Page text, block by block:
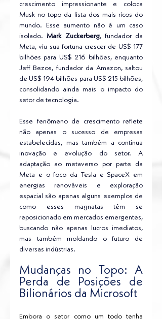
crescimento impressionante e coloca
Musk no topo da lista dos mais ricos do
mundo. Esse aumento não é um caso
isolado. Mark Zuckerberg, fundador da
Meta, viu sua fortuna crescer de US$ 177
bilhões para US$ 216 bilhões, enquanto
Jeff Bezos, fundador da Amazon, saltou
de US$ 194 bilhões para US$ 215 bilhões,
consolidando ainda mais o impacto do
setor de tecnologia.
Esse fenômeno de crescimento reflete
não apenas o sucesso de empresas
estabelecidas, mas também a contínua
inovação e evolução do setor. A
adaptação ao metaverso por parte da
Meta e o foco da Tesla e SpaceX em
energias renováveis e exploração
espacial são apenas alguns exemplos de
como esses magnatas têm se
reposicionado em mercados emergentes,
buscando não apenas lucros imediatos,
mas também moldando o futuro de
diversas indústrias.
Mudanças no Topo: A
Perda de Posições de
Bilionários da Microsoft
Embora o setor como um todo tenha